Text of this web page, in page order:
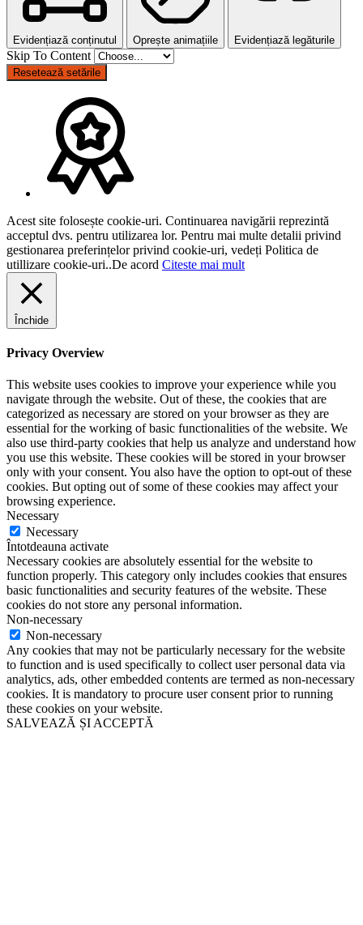
Evidențiază conținutul Oprește animațiile Evidențiază legăturile
Skip To Content
Resetează setările
Acest site folosește cookie-uri. Continuarea navigării reprezintă
acceptul dvs. pentru utilizarea lor. Pentru mai multe detalii privind
gestionarea preferințelor privind cookie-uri, vedeți Politica de
utillizare cookie-uri..De acord Citeste mai mult
Închide
Privacy Overview
This website uses cookies to improve your experience while you
navigate through the website. Out of these, the cookies that are
categorized as necessary are stored on your browser as they are
essential for the working of basic functionalities of the website. We
also use third-party cookies that help us analyze and understand how
you use this website. These cookies will be stored in your browser
only with your consent. You also have the option to opt-out of these
cookies. But opting out of some of these cookies may affect your
browsing experience.
Necessary
Necessary
Întotdeauna activate
Necessary cookies are absolutely essential for the website to
function properly. This category only includes cookies that ensures
basic functionalities and security features of the website. These
cookies do not store any personal information.
Non-necessary
Non-necessary
Any cookies that may not be particularly necessary for the website
to function and is used specifically to collect user personal data via
analytics, ads, other embedded contents are termed as non-necessary
cookies. It is mandatory to procure user consent prior to running
these cookies on your website.
SALVEAZĂ ȘI ACCEPTĂ